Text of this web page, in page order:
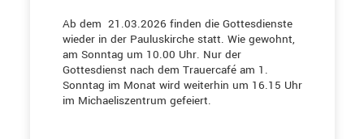
Ab dem 21.03.2026 finden die Gottesdienste
wieder in der Pauluskirche statt. Wie gewohnt,
am Sonntag um 10.00 Uhr. Nur der
Gottesdienst nach dem Trauercafé am 1.
Sonntag im Monat wird weiterhin um 16.15 Uhr
im Michaeliszentrum gefeiert.